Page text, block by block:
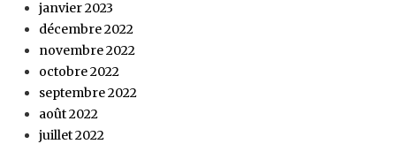
janvier 2023
décembre 2022
novembre 2022
octobre 2022
septembre 2022
août 2022
juillet 2022